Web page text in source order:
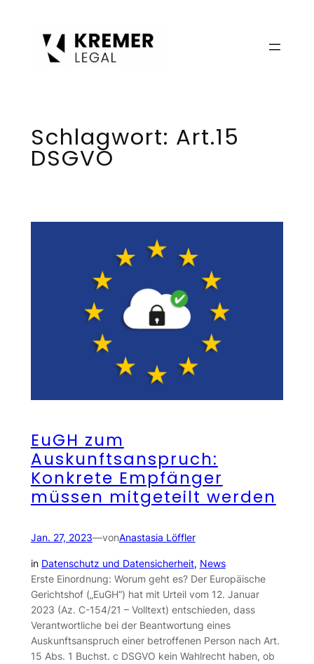
Schlagwort: Art.15
DSGVO
EuGH zum
Auskunftsanspruch:
Konkrete Empfänger
müssen mitgeteilt werden
Jan. 27, 2023—vonAnastasia Löffler
in Datenschutz und Datensicherheit, News
Erste Einordnung: Worum geht es? Der Europäische
Gerichtshof („EuGH“) hat mit Urteil vom 12. Januar
2023 (Az. C-154/21 – Volltext) entschieden, dass
Verantwortliche bei der Beantwortung eines
Auskunftsanspruch einer betroffenen Person nach Art.
15 Abs. 1 Buchst. c DSGVO kein Wahlrecht haben, ob